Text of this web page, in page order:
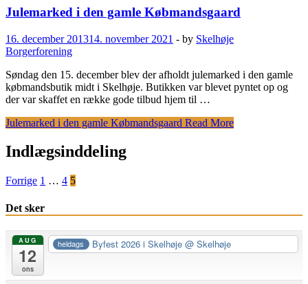
Julemarked i den gamle Købmandsgaard
16. december 201314. november 2021 - by Skelhøje
Borgerforening
Søndag den 15. december blev der afholdt julemarked i den gamle
købmandsbutik midt i Skelhøje. Butikken var blevet pyntet op og
der var skaffet en række gode tilbud hjem til …
Julemarked i den gamle Købmandsgaard Read More
Indlægsinddeling
Forrige 1 … 4 5
Det sker
AUG
12
ons
heldags Byfest 2026 i Skelhøje@ Skelhøje